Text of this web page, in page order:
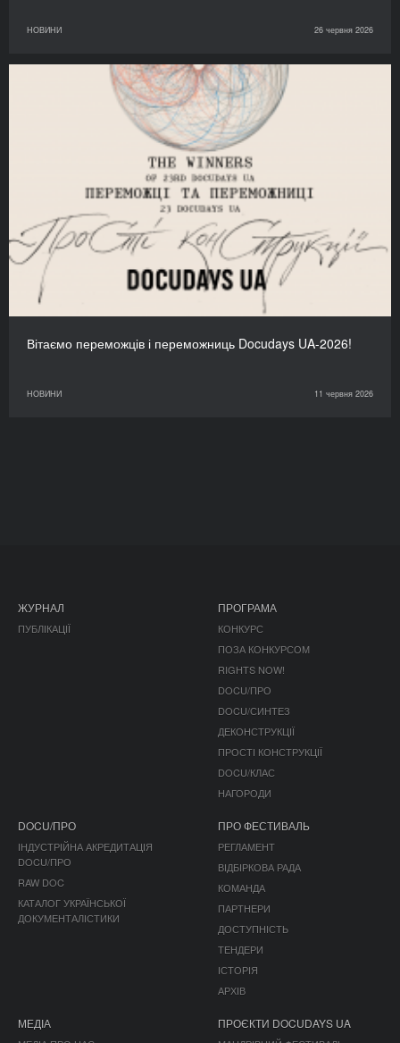
НОВИНИ 26 червня 2026
Вітаємо переможців і переможниць Docudays UA-2026!
НОВИНИ 11 червня 2026
ЖУРНАЛ
ПУБЛІКАЦІЇ
ПРОГРАМА
КОНКУРС
ПОЗА КОНКУРСОМ
RIGHTS NOW!
DOCU/ПРО
DOCU/СИНТЕЗ
ДЕКОНСТРУКЦІЇ
ПРОСТІ КОНСТРУКЦІЇ
DOCU/КЛАС
НАГОРОДИ
DOCU/ПРО
ІНДУСТРІЙНА АКРЕДИТАЦІЯ
DOCU/ПРО
RAW DOC
КАТАЛОГ УКРАЇНСЬКОЇ
ДОКУМЕНТАЛІСТИКИ
ПРО ФЕСТИВАЛЬ
РЕГЛАМЕНТ
ВІДБІРКОВА РАДА
КОМАНДА
ПАРТНЕРИ
ДОСТУПНІСТЬ
ТЕНДЕРИ
ІСТОРІЯ
АРХІВ
МЕДІА ПРОЄКТИ DOCUDAYS UA